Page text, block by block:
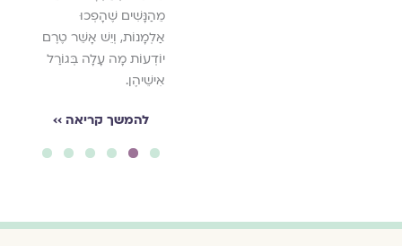
מֵהַנָּשִׁים שֶׁהָפְכוּ
אַלְמָנוֹת, וְיֵשׁ אָשֵׁר טֶרֶם
יוֹדְעוֹת מָה עָלָה בְּגוֹרַל
אִישֵׁיהֶן.
להמשך קריאה ››